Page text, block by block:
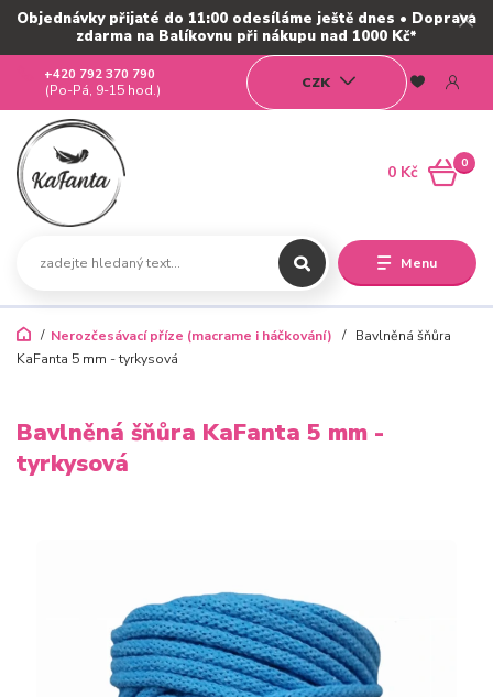
Objednávky přijaté do 11:00 odesíláme ještě dnes • Doprava
zdarma na Balíkovnu při nákupu nad 1000 Kč*
Menu
CZK
+420 792 370 790
(Po-Pá, 9-15 hod.)
0
0 Kč
Nerozčesávací příze (macrame i háčkování)
Bavlněná šňůra
KaFanta 5 mm - tyrkysová
Bavlněná šňůra KaFanta 5 mm -
tyrkysová